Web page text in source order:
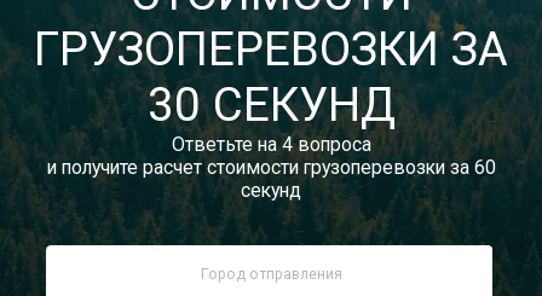
8 (800) 533-86-05
Звонок по России бесплатный
autotransport24@yandex.ru
Заказать звонок
Отзывы
Статьи
Новости
Документы
Контакты
ГРУЗОПЕРЕВОЗКИ ЗА
30 СЕКУНД
Ответьте на 4 вопроса
и получите расчет стоимости грузоперевозки за 60
секунд